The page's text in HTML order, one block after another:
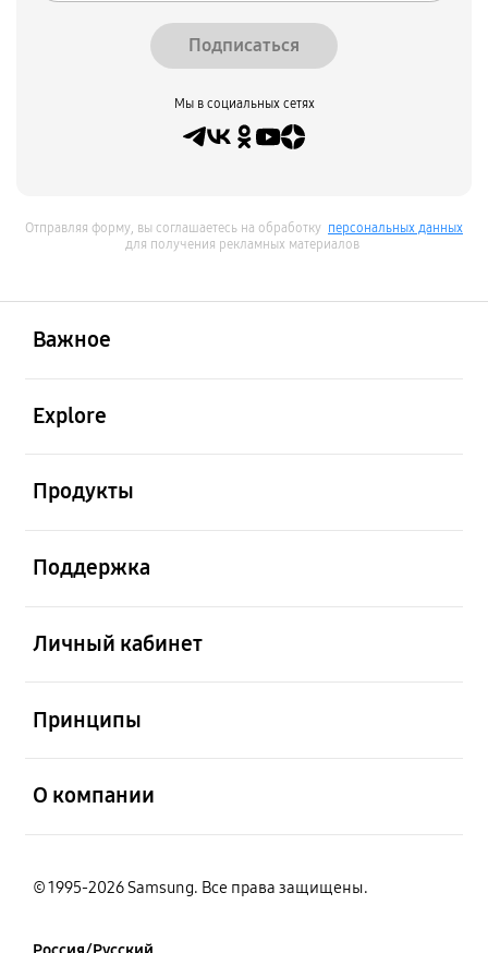
Подписаться
Мы в социальных сетях
Отправляя форму, вы соглашаетесь на обработку персональных данных
для получения рекламных материалов
Важное
Explore
Продукты
Поддержка
Личный кабинет
Принципы
О компании
© 1995-2026 Samsung. Все права защищены.